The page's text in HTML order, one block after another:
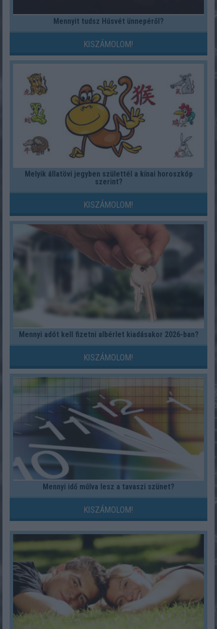
Mennyit tudsz Húsvét ünnepéről?
KISZÁMOLOM!
Melyik állatövi jegyben születtél a kínai horoszkóp
szerint?
KISZÁMOLOM!
Mennyi adót kell fizetni albérlet kiadásakor 2026-ban?
KISZÁMOLOM!
Mennyi idő múlva lesz a tavaszi szünet?
KISZÁMOLOM!